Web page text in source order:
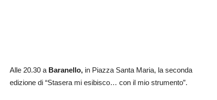
Alle 20.30 a Baranello, in Piazza Santa Maria, la seconda
edizione di “Stasera mi esibisco… con il mio strumento”.